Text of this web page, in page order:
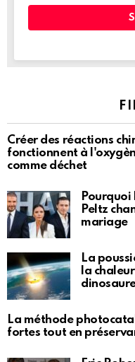
Créer des réactions
fonctionnent à
comme déchet
Pourquoi
Peltz
mariage
La
la
La méthode
fortes tout en